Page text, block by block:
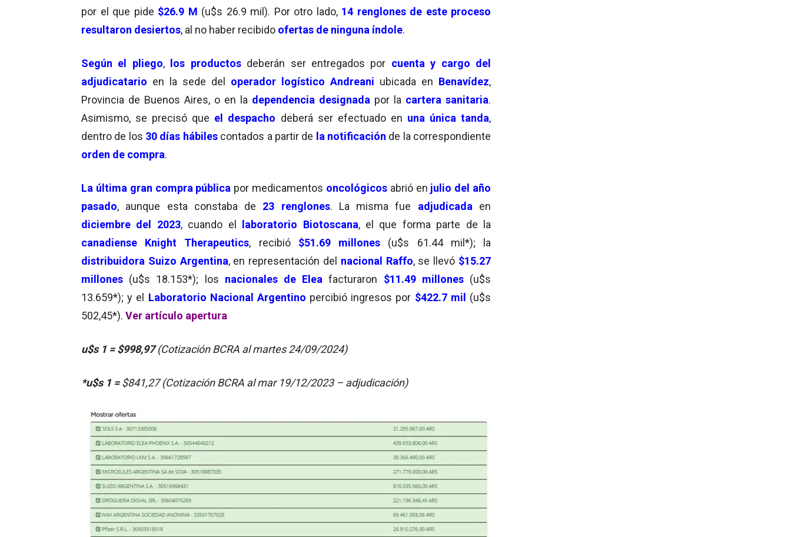
por el que pide $26.9 M (u$s 26.9 mil). Por otro lado, 14 renglones de este proceso
resultaron desiertos, al no haber recibido ofertas de ninguna índole.
Según el pliego,los productosdeberán ser entregados por cuenta y cargo del
adjudicatario en la sede del operador logístico Andreani ubicada en Benavídez,
Provincia de Buenos Aires, o en la dependencia designada por la cartera sanitaria.
Asimismo, se precisó que el despacho deberá ser efectuado en una única tanda,
dentro de los 30 días hábiles contados a partir de la notificación de la correspondiente
orden de compra.
La última gran compra pública por medicamentos oncológicosabrió en julio del año
pasado, aunque esta constaba de 23 renglones. La misma fue adjudicada en
diciembre del 2023, cuando el laboratorio Biotoscana, el que forma parte de la
canadiense Knight Therapeutics, recibió $51.69 millones (u$s 61.44 mil*); la
distribuidora Suizo Argentina, en representación del nacional Raffo, se llevó $15.27
millones (u$s 18.153*); los nacionales de Elea facturaron $11.49 millones(u$s
13.659*); y el Laboratorio Nacional Argentino percibió ingresos por $422.7 mil (u$s
502,45*). Ver artículo apertura
u$s 1 = $998,97(Cotización BCRA al martes 24/09/2024)
*u$s 1 =$841,27 (Cotización BCRA al mar 19/12/2023 – adjudicación)